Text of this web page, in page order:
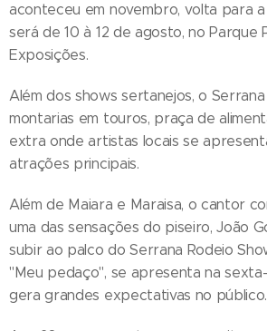
aconteceu em novembro, volta para
será de 10 à 12 de agosto, no Parque
Exposições.
Além dos shows sertanejos, o
montarias em touros, praça de
extra onde artistas locais se
atrações principais.
Além de Maiara e Maraisa, o cantor
uma das sensações do piseiro, João
subir ao palco do Serrana Rodeio
"Meu pedaço", se apresenta na sexta-
gera grandes expectativas no público.